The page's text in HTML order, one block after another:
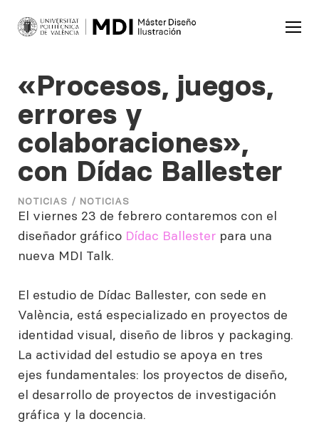
«Procesos, juegos,
errores y
colaboraciones»​,
con Dídac Ballester
NOTICIAS / NOTICIAS
El viernes 23 de febrero contaremos con el
diseñador gráfico Dídac Ballester para una
nueva MDI Talk.
El estudio de Dídac Ballester, con sede en
València, está especializado en proyectos de
identidad visual, diseño de libros y packaging.
La actividad del estudio se apoya en tres ​
ejes fundamentales: los proyectos de diseño,
el desarrollo de proyectos de investigación
gráfica y la docencia.